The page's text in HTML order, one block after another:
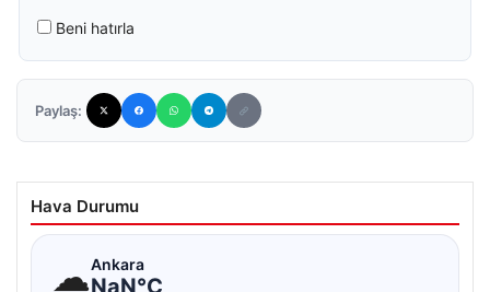
Beni hatırla
Paylaş:
Hava Durumu
☁Ankara
NaN°C